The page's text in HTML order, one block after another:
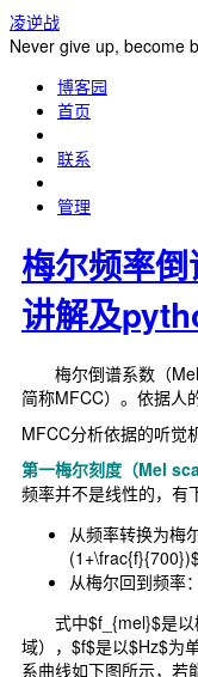
凌逆战
Never give up, become
博客园
首页
联系
管理
梅尔频率
讲解及
梅尔倒谱系数（Mel-
简称MFCC）。依据人
MFCC分析依据的听觉
第一梅尔刻度（Mel
频率并不是线性的，有
从频率转换为梅
从梅尔回到频率
式中$f_{mel}$是以
域），$f$是以$Hz$为
系曲线如下图所示，若